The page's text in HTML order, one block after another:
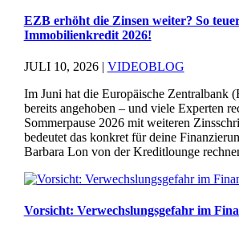
EZB erhöht die Zinsen weiter? So
Immobilienkredit 2026!
JULI 10, 2026| VIDEOBLOG
Im Juni hat die Europäische Zentralbank
bereits angehoben – und viele Experten
Sommerpause 2026 mit weiteren
bedeutet das konkret für deine
Barbara Lon von der Kreditlounge
Vorsicht: Verwechslungsgefahr im